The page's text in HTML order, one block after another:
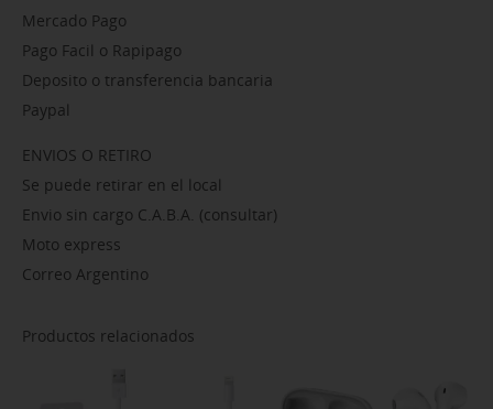
Mercado Pago
Pago Facil o Rapipago
Deposito o transferencia bancaria
Paypal
ENVIOS O RETIRO
Se puede retirar en el local
Envio sin cargo C.A.B.A. (consultar)
Moto express
Correo Argentino
Productos relacionados